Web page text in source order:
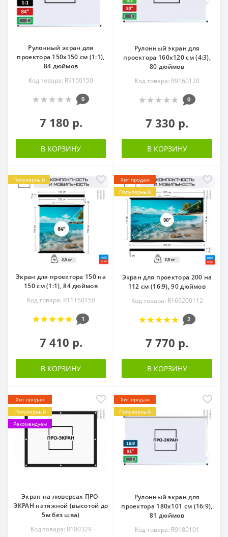
Рулонный экран для
проектора 150х150 см (1:1),
84 дюймов
Код товара: R9150150
0
7 180 р.
В КОРЗИНУ
Рулонный экран для
проектора 160х120 см (4:3),
80 дюймов
Код товара: R9160120
0
7 330 р.
В КОРЗИНУ
Популярный
Экран для проектора 150 на
150 см (1:1), 84 дюймов
Код товара: R11150150
1
7 410 р.
В КОРЗИНУ
Хит продаж
Популярный
Экран для проектора 200 на
112 см (16:9), 90 дюймов
Код товара: R169200112
2
7 770 р.
В КОРЗИНУ
Хит продаж
Популярный
Рекомендуем
Экран на люверсах ПРО-
ЭКРАН натяжной (высотой до
5м без шва)
Код товара: R100329
Хит продаж
Популярный
Рулонный экран для
проектора 180х101 см (16:9),
81 дюймов
Код товара: R9180101